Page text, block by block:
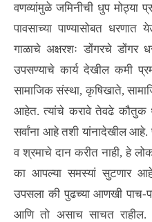
वणव्यांमुळे जमिनीची धुप मोठ्या
पावसाच्या पाण्यासोबत
गाळाचे अक्षरशः डोंगरचे डोंगर
उपसण्याचे कार्य देखील कमी
सामाजिक संस्था, कृषिखाते,
आहेत. त्यांचे करावे तेवढे कौतुक
सर्वांना आहे तशी यांनादेखील आहे.
व श्रमाचे दान करीत नाही, हे
का आपल्या समस्यां सुटणार
उपसला की पुढच्या आणखी पाच-
आणि तो असाच साचत राहील.